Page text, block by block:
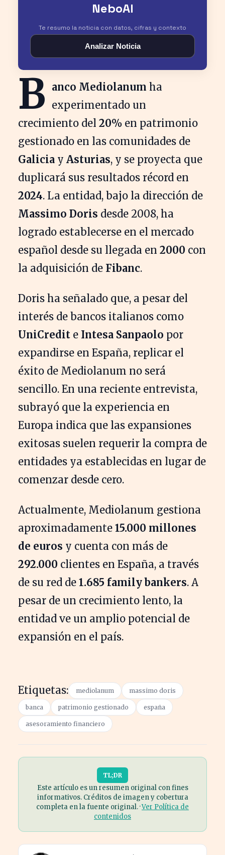
NeboAI
Te resumo la noticia con datos, cifras y contexto
Analizar Noticia
B anco Mediolanum ha
experimentado un
crecimiento del 20% en patrimonio
gestionado en las comunidades de
Galicia y Asturias, y se proyecta que
duplicará sus resultados récord en
2024. La entidad, bajo la dirección de
Massimo Doris desde 2008, ha
logrado establecerse en el mercado
español desde su llegada en 2000 con
la adquisición de Fibanc.
Doris ha señalado que, a pesar del
interés de bancos italianos como
UniCredit e Intesa Sanpaolo por
expandirse en España, replicar el
éxito de Mediolanum no será
sencillo. En una reciente entrevista,
subrayó que la experiencia en
Europa indica que las expansiones
exitosas suelen requerir la compra de
entidades ya establecidas en lugar de
comenzar desde cero.
Actualmente, Mediolanum gestiona
aproximadamente 15.000 millones
de euros y cuenta con más de
292.000 clientes en España, a través
de su red de 1.685 family bankers. A
pesar de un crecimiento lento, la
entidad ve un amplio potencial de
expansión en el país.
Etiquetas: mediolanum massimo doris
banca patrimonio gestionado españa
asesoramiento financiero
TL;DR
Este artículo es un resumen original con fines
informativos. Créditos de imagen y cobertura
completa en la fuente original. ·Ver Política de
contenidos